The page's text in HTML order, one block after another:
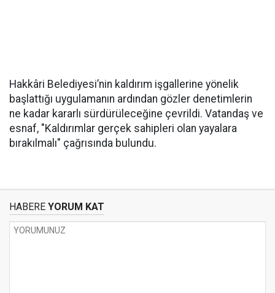
Hakkâri Belediyesi’nin kaldırım işgallerine yönelik
başlattığı uygulamanın ardından gözler denetimlerin
ne kadar kararlı sürdürüleceğine çevrildi. Vatandaş ve
esnaf, "Kaldırımlar gerçek sahipleri olan yayalara
bırakılmalı" çağrısında bulundu.
HABERE YORUM KAT